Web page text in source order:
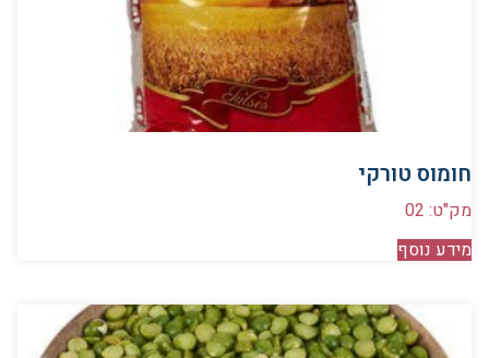
חומוס טורקי
מק"ט: 02
מידע נוסף